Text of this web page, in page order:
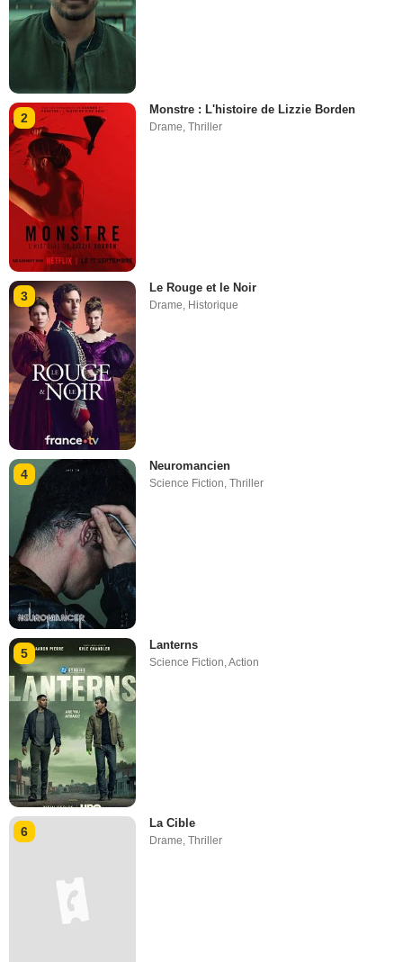
2
Monstre : L'histoire de Lizzie Borden
Drame,Thriller
3
Le Rouge et le Noir
Drame, Historique
4
Neuromancien
Science Fiction,Thriller
5
Lanterns
Science Fiction ,Action
6
La Cible
Drame,Thriller